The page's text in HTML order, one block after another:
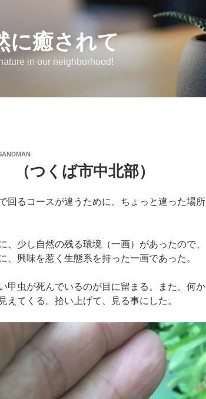
に癒されて
in our neighborhood!
つくば市中北部）
回るコースが違うために、ちょっと違った場所
、少し自然の残る環境（一画）があったので、
、興味を惹く生態系を持った一画であった。
甲虫が死んでいるのが目に留まる。また、何か
えてくる。拾い上げて、見る事にした。